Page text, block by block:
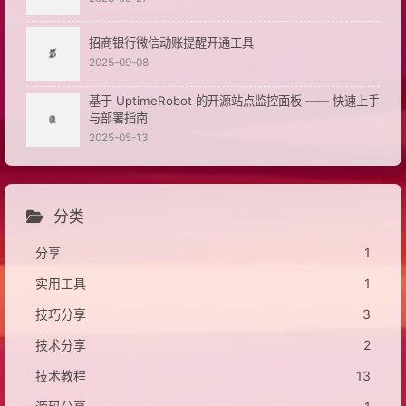
招商银行微信动账提醒开通工具
2025-09-08
基于 UptimeRobot 的开源站点监控面板 —— 快速上手
与部署指南
2025-05-13
分类
分享
1
实用工具
1
技巧分享
3
技术分享
2
技术教程
13